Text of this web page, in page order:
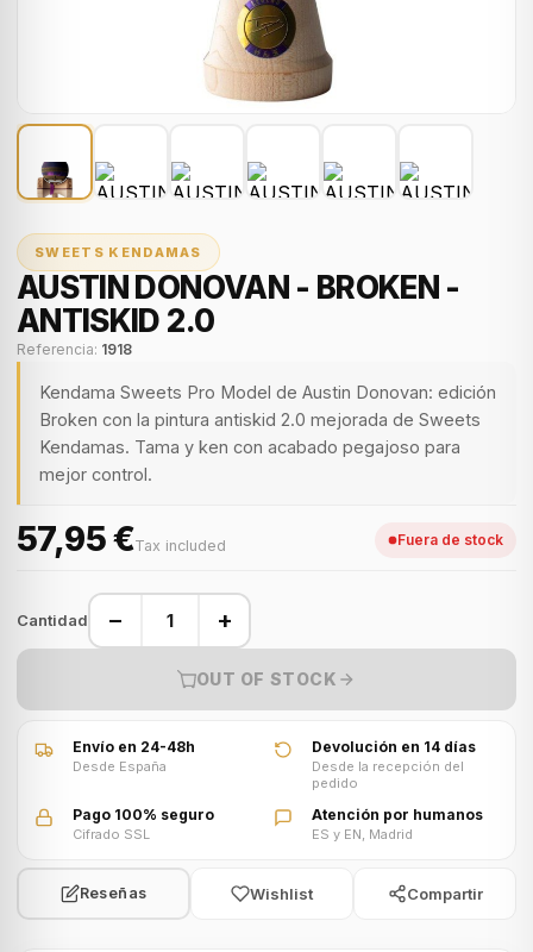
SWEETS KENDAMAS
AUSTIN DONOVAN - BROKEN -
ANTISKID 2.0
Referencia: 1918
Kendama Sweets Pro Model de Austin Donovan: edición
Broken con la pintura antiskid 2.0 mejorada de Sweets
Kendamas. Tama y ken con acabado pegajoso para
mejor control.
57,95 €Tax included Fuera de stock
Cantidad − +
OUT OF STOCK
Envío en 24-48h
Desde España
Devolución en 14 días
Desde la recepción del
pedido
Pago 100% seguro
Cifrado SSL
Atención por humanos
ES y EN, Madrid
Reseñas Wishlist Compartir